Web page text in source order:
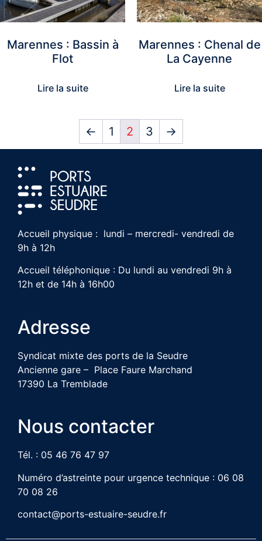
Marennes : Bassin à
Flot
Lire la suite
Marennes : Chenal de
La Cayenne
Lire la suite
← 1 2 3 →
Accueil physique : lundi – mercredi- vendredi de
9h à 12h
Accueil téléphonique : Du lundi au vendredi 9h à
12h et de 14h à 16h00
Adresse
Syndicat mixte des ports de la Seudre
Ancienne gare – Place Faure Marchand
17390 La Tremblade
Nous contacter
Tél. : 05 46 76 47 97
Numéro d’astreinte pour urgence technique : 06 08
70 08 26
contact@ports-estuaire-seudre.fr